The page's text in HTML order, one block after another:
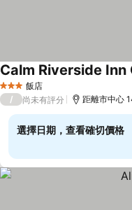
3 星級 飯店
Calm Riverside
/ 尚未有評分 距離市中心
選擇日期，查看確切價格